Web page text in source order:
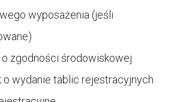
wyposażenia (jeśli
zgodności środowiskowej
o wydanie tablic rejestracyjnych